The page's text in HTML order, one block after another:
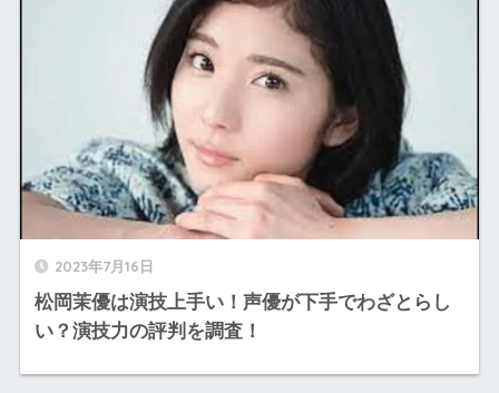
2023年7月16日
松岡茉優は演技上手い！声優が下手でわざとらし
い？演技力の評判を調査！